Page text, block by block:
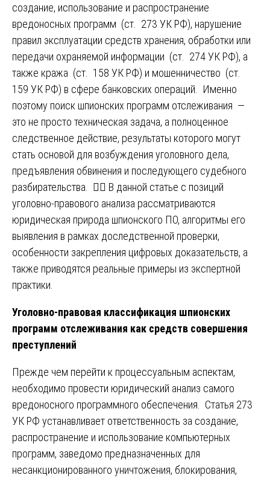
создание, использование и распространение
вредоносных программ (ст. 273 УК РФ), нарушение
правил эксплуатации средств хранения, обработки или
передачи охраняемой информации (ст. 274 УК РФ), а
также кража (ст. 158 УК РФ) и мошенничество (ст.
159 УК РФ) в сфере банковских операций. Именно
поэтому поиск шпионских программ отслеживания —
это не просто техническая задача, а полноценное
следственное действие, результаты которого могут
стать основой для возбуждения уголовного дела,
предъявления обвинения и последующего судебного
разбирательства. 🕵️‍♂️ В данной статье с позиций
уголовно-правового анализа рассматриваются
юридическая природа шпионского ПО, алгоритмы его
выявления в рамках доследственной проверки,
особенности закрепления цифровых доказательств, а
также приводятся реальные примеры из экспертной
практики.
Уголовно-правовая классификация шпионских
программ отслеживания как средств совершения
преступлений
Прежде чем перейти к процессуальным аспектам,
необходимо провести юридический анализ самого
вредоносного программного обеспечения. Статья 273
УК РФ устанавливает ответственность за создание,
распространение и использование компьютерных
программ, заведомо предназначенных для
несанкционированного уничтожения, блокирования,